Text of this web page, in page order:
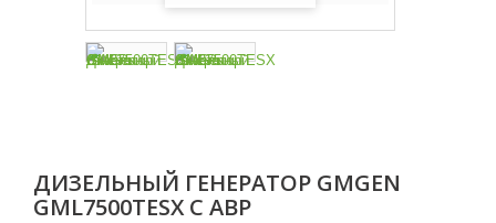
ДИЗЕЛЬНЫЙ ГЕНЕРАТОР GMGEN
GML7500TESX С АВР